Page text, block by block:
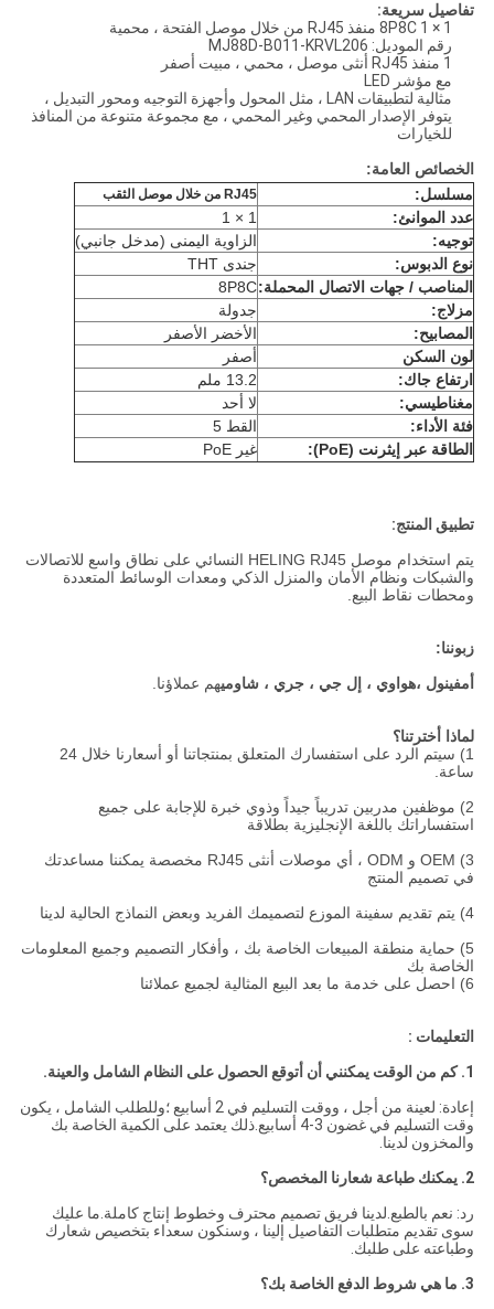
تفاصيل سريعة:
8P8C 1 × 1 منفذ RJ45 من خلال موصل الفتحة ، محمية
رقم الموديل: MJ88D-B011-KRVL206
1 منفذ RJ45 أنثى موصل ، محمي ، مبيت أصفر
مع مؤشر LED
مثالية لتطبيقات LAN ، مثل المحول وأجهزة التوجيه ومحور التبديل ،
يتوفر الإصدار المحمي وغير المحمي ، مع مجموعة متنوعة من المنافذ
للخيارات
الخصائص العامة:
مسلسل:
RJ45 من خلال موصل الثقب
عدد الموانئ:
1 × 1
توجيه:
الزاوية اليمنى (مدخل جانبي)
نوع الدبوس:
جندى THT
المناصب / جهات الاتصال المحملة:8P8C
مزلاج:
جدولة
المصابيح:
الأخضر الأصفر
لون السكن
أصفر
ارتفاع جاك:
13.2 ملم
مغناطيسي:
لا أحد
فئة الأداء:
القط 5
الطاقة عبر إيثرنت (PoE):
غير PoE
تطبيق المنتج:
يتم استخدام موصل HELING RJ45 النسائي على نطاق واسع للاتصالات
والشبكات ونظام الأمان والمنزل الذكي ومعدات الوسائط المتعددة
ومحطات نقاط البيع.
زبوننا:
أمفينول ،هواوي ، إل جي ، جري ، شاوميهم عملاؤنا.
لماذا أخترتنا؟
1) سيتم الرد على استفسارك المتعلق بمنتجاتنا أو أسعارنا خلال 24
ساعة.
2) موظفين مدربين تدريباً جيداً وذوي خبرة للإجابة على جميع
استفساراتك باللغة الإنجليزية بطلاقة
3) OEM و ODM ، أي موصلات أنثى RJ45 مخصصة يمكننا مساعدتك
في تصميم المنتج
4) يتم تقديم سفينة الموزع لتصميمك الفريد وبعض النماذج الحالية لدينا
5) حماية منطقة المبيعات الخاصة بك ، وأفكار التصميم وجميع المعلومات
الخاصة بك
6) احصل على خدمة ما بعد البيع المثالية لجميع عملائنا
التعليمات :
1. كم من الوقت يمكنني أن أتوقع الحصول على النظام الشامل والعينة.
إعادة: لعينة من أجل ، ووقت التسليم في 2 أسابيع ؛وللطلب الشامل ، يكون
وقت التسليم في غضون 3-4 أسابيع.ذلك يعتمد على الكمية الخاصة بك
والمخزون لدينا.
2. يمكنك طباعة شعارنا المخصص؟
رد: نعم بالطبع.لدينا فريق تصميم محترف وخطوط إنتاج كاملة.ما عليك
سوى تقديم متطلبات التفاصيل إلينا ، وسنكون سعداء بتخصيص شعارك
وطباعته على طلبك.
3. ما هي شروط الدفع الخاصة بك؟